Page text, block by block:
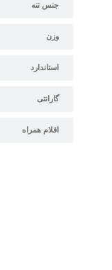
جنس تنه
وزن
استاندارد
گارانتی
اقلام همراه